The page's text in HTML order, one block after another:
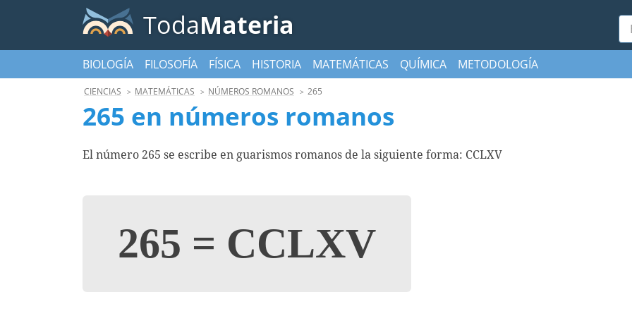
TodaMateria
BIOLOGÍA FILOSOFÍA FÍSICA HISTORIA MATEMÁTICAS QUÍMICA METODOLOGÍA
CIENCIAS MATEMÁTICAS NÚMEROS ROMANOS 265
265 en números romanos
El número 265 se escribe en guarismos romanos de la siguiente forma: CCLXV
265 = CCLXV